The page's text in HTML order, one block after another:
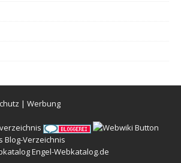
| Werbung
Engel-Webkatalog.de